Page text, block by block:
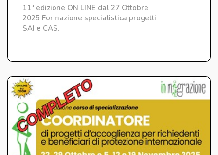
11ª edizione ON LINE dal 27 Ottobre
2025 Formazione specialistica progetti
SAI e CAS.